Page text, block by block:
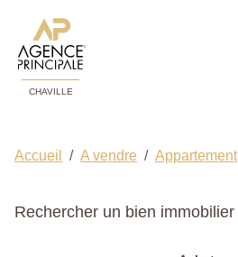
CHAVILLE
Accueil A vendre Appartement
Rechercher un bien immobilier